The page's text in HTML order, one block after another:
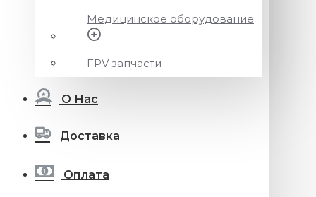
Медицинское оборудование
FPV запчасти
О Нас
Доставка
Оплата